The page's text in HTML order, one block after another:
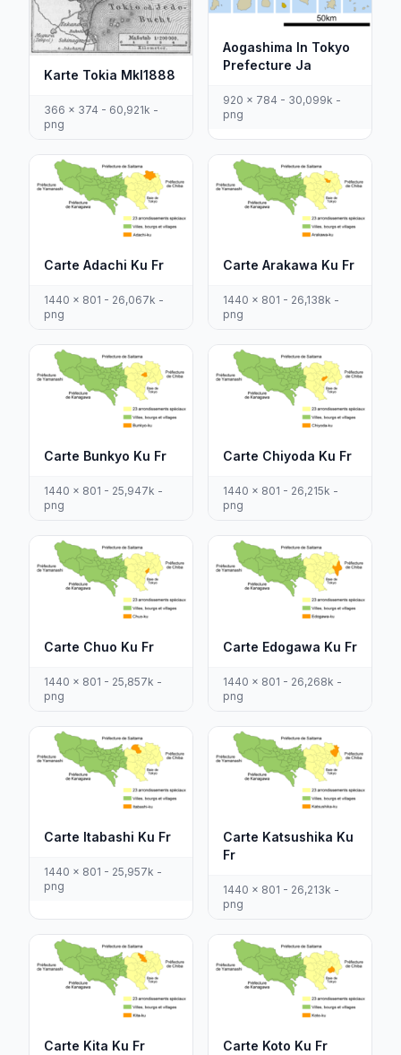
Karte Tokia Mkl1888
366 x 374 - 60,921k -
png
Aogashima In Tokyo
Prefecture Ja
920 x 784 - 30,099k -
png
Carte Adachi Ku Fr
1440 x 801 - 26,067k -
png
Carte Arakawa Ku Fr
1440 x 801 - 26,138k -
png
Carte Bunkyo Ku Fr
1440 x 801 - 25,947k -
png
Carte Chiyoda Ku Fr
1440 x 801 - 26,215k -
png
Carte Chuo Ku Fr
1440 x 801 - 25,857k -
png
Carte Edogawa Ku Fr
1440 x 801 - 26,268k -
png
Carte Itabashi Ku Fr
1440 x 801 - 25,957k -
png
Carte Katsushika Ku
Fr
1440 x 801 - 26,213k -
png
Carte Kita Ku Fr Carte Koto Ku Fr